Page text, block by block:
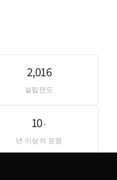
2,016
설립연도
10+
년 이상의 운영